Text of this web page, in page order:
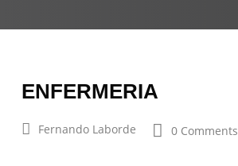
ENFERMERIA
Fernando Laborde 0 Comments